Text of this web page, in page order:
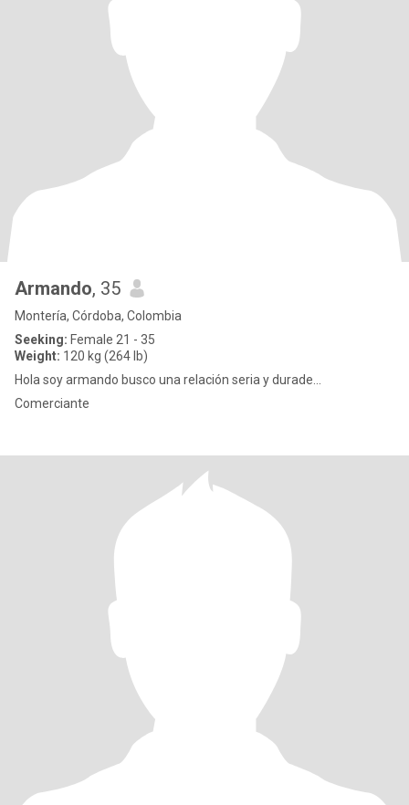
Armando, 35
Montería, Córdoba, Colombia
Seeking: Female 21 - 35
Weight: 120 kg (264 lb)
Hola soy armando busco una relación seria y durade...
Comerciante